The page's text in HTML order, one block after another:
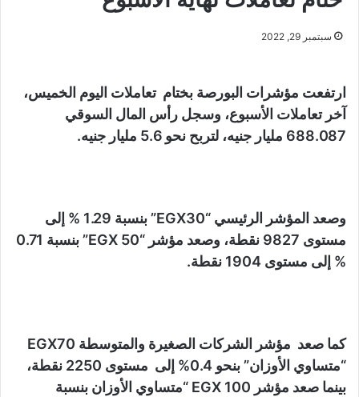
سبتمبر 29, 2022
ارتفعت مؤشرات البورصة بختام تعاملات اليوم الخميس،
آخر تعاملات الأسبوع، وسجل رأس المال السوقي
688.087 مليار جنيه، لتربح نحو 5.6 مليار جنيه.
وصعد المؤشر الرئيسي “EGX30” بنسبة 1.29 % إلى
مستوى 9827 نقطة، وصعد مؤشر “EGX 50” بنسبة 0.71
% إلى مستوى 1904 نقطة.
كما صعد مؤشر الشركات الصغيرة والمتوسطة EGX70
“متساوي الأوزان” بنحو 0.4% إلى مستوى 2250 نقطة،
بينما صعد مؤشر EGX 100 “متساوي الأوزان بنسبة